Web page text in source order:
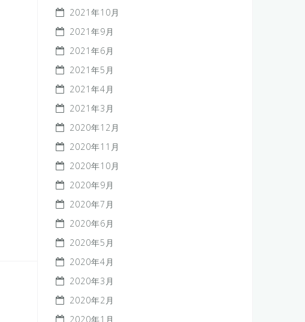
2021年10月
2021年9月
2021年6月
2021年5月
2021年4月
2021年3月
2020年12月
2020年11月
2020年10月
2020年9月
2020年7月
2020年6月
2020年5月
2020年4月
2020年3月
2020年2月
2020年1月